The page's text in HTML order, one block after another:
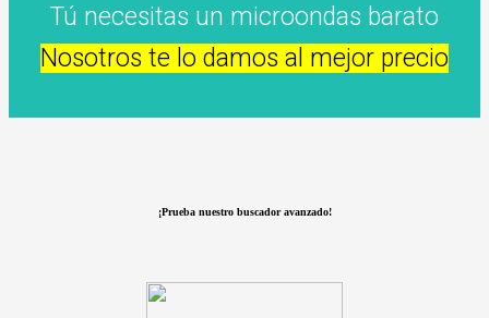
Tú necesitas un microondas barato
Nosotros te lo damos al mejor precio
¡Prueba nuestro buscador avanzado!